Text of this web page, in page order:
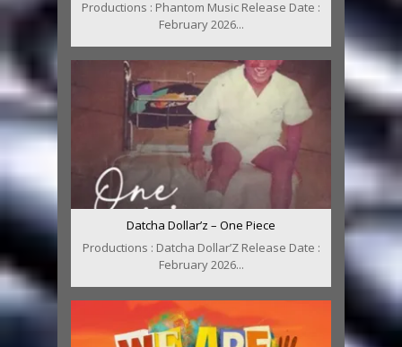
Productions : Phantom Music Release Date :
February 2026...
Datcha Dollar’z – One Piece
Productions : Datcha Dollar’Z Release Date :
February 2026...